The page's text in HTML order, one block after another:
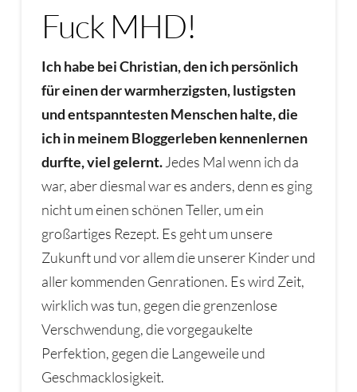
Fuck MHD!
Ich habe bei Christian, den ich persönlich
für einen der warmherzigsten, lustigsten
und entspanntesten Menschen halte, die
ich in meinem Bloggerleben kennenlernen
durfte, viel gelernt.Jedes Mal wenn ich da
war, aber diesmal war es anders, denn es ging
nicht um einen schönen Teller, um ein
großartiges Rezept. Es geht um unsere
Zukunft und vor allem die unserer Kinder und
aller kommenden Genrationen. Es wird Zeit,
wirklich was tun, gegen die grenzenlose
Verschwendung, die vorgegaukelte
Perfektion, gegen die Langeweile und
Geschmacklosigkeit.